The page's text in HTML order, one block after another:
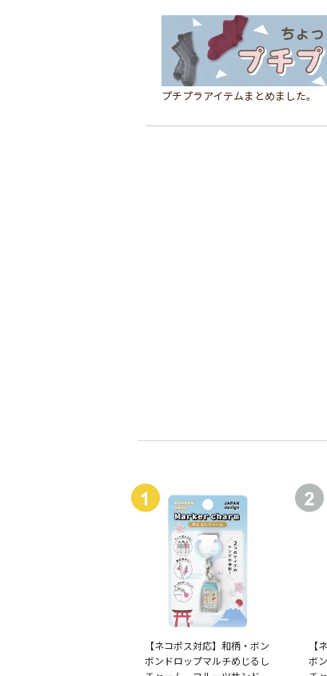
プチプラアイテムまとめました。
【ネコポス対応】和柄・ボン
ボンドロップマルチめじるし
【
ボ